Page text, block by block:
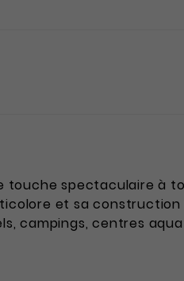
spectaculaire à
et sa construction
campings, centres